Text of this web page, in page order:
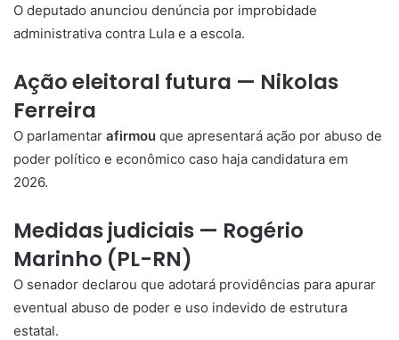
O deputado anunciou denúncia por improbidade
administrativa contra Lula e a escola.
Ação eleitoral futura — Nikolas
Ferreira
O parlamentar afirmou que apresentará ação por abuso de
poder político e econômico caso haja candidatura em
2026.
Medidas judiciais — Rogério
Marinho (PL-RN)
O senador declarou que adotará providências para apurar
eventual abuso de poder e uso indevido de estrutura
estatal.